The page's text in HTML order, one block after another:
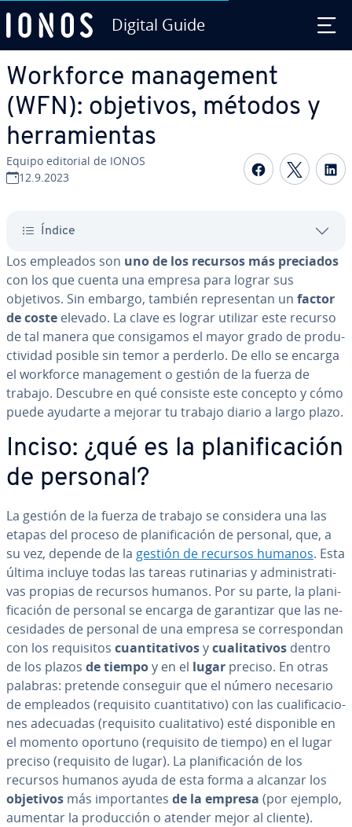
Digital Guide
Workforce ma­na­ge­me­nt
(WFN): objetivos, métodos y
he­rra­mie­n­tas
Equipo editorial de IONOS
12.9.2023
Compartir
Índice
Los empleados son uno de los recursos más preciados
con los que cuenta una empresa para lograr sus
objetivos. Sin embargo, también re­pre­se­n­tan un factor
de coste elevado. La clave es lograr utilizar este recurso
de tal manera que co­n­si­ga­mos el mayor grado de pro­du­
c­ti­vi­dad posible sin temor a perderlo. De ello se encarga
el workforce ma­na­ge­me­nt o gestión de la fuerza de
trabajo. Descubre en qué consiste este concepto y cómo
puede ayudarte a mejorar tu trabajo diario a largo plazo.
Inciso: ¿qué es la pla­ni­fi­ca­ción
de personal?
La gestión de la fuerza de trabajo se considera una las
etapas del proceso de pla­ni­fi­ca­ción de personal, que, a
su vez, depende de la gestión de recursos humanos. Esta
última incluye todas las tareas ru­ti­na­rias y ad­mi­ni­s­tra­ti­
vas propias de recursos humanos. Por su parte, la pla­ni­
fi­ca­ción de personal se encarga de ga­ra­n­ti­zar que las ne­
ce­si­da­des de personal de una empresa se co­rre­s­po­n­dan
con los re­qui­si­tos cua­n­ti­ta­ti­vosycua­li­ta­ti­vos dentro
de los plazos de tiempoy en el lugar preciso. En otras
palabras: pretende conseguir que el número necesario
de empleados (requisito cua­n­ti­ta­ti­vo) con las cua­li­fi­ca­cio­
nes adecuadas (requisito cua­li­ta­ti­vo) esté di­s­po­ni­ble en
el momento oportuno (requisito de tiempo) en el lugar
preciso (requisito de lugar). La pla­ni­fi­ca­ción de los
recursos humanos ayuda de esta forma a alcanzar los
objetivos más im­po­r­ta­n­tes de la empresa (por ejemplo,
aumentar la pro­du­c­ción o atender mejor al cliente).